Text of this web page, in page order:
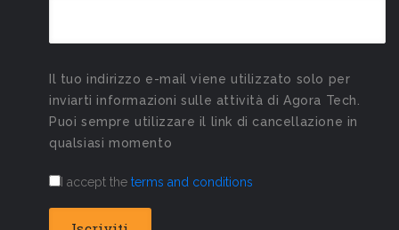
Il tuo indirizzo e-mail viene utilizzato solo per
inviarti informazioni sulle attività di Agora Tech.
Puoi sempre utilizzare il link di cancellazione in
qualsiasi momento
I accept the terms and conditions